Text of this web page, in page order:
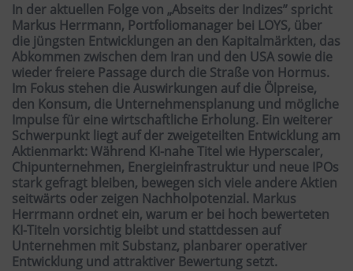
In der aktuellen Folge von „Abseits der Indizes” spricht
Markus Herrmann, Portfoliomanager bei LOYS, über
die jüngsten Entwicklungen an den Kapitalmärkten, das
Abkommen zwischen dem Iran und den USA sowie die
wieder freiere Passage durch die Straße von Hormus.
Im Fokus stehen die Auswirkungen auf die Ölpreise,
den Konsum, die Unternehmensplanung und mögliche
Impulse für eine wirtschaftliche Erholung. Ein weiterer
Schwerpunkt liegt auf der zweigeteilten Entwicklung am
Aktienmarkt: Während KI-nahe Titel wie Hyperscaler,
Chipunternehmen, Energieinfrastruktur und neue IPOs
stark gefragt bleiben, bewegen sich viele andere Aktien
seitwärts oder zeigen Nachholpotenzial. Markus
Herrmann ordnet ein, warum er bei hoch bewerteten
KI-Titeln vorsichtig bleibt und stattdessen auf
Unternehmen mit Substanz, planbarer operativer
Entwicklung und attraktiver Bewertung setzt.